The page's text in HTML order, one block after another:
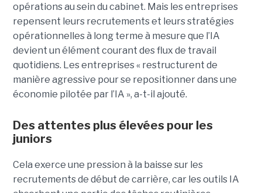
opérations au sein du cabinet. Mais les entreprises
repensent leurs recrutements et leurs stratégies
opérationnelles à long terme à mesure que l’IA
devient un élément courant des flux de travail
quotidiens. Les entreprises « restructurent de
manière agressive pour se repositionner dans une
économie pilotée par l’IA », a-t-il ajouté.
Des attentes plus élevées pour les
juniors
Cela exerce une pression à la baisse sur les
recrutements de début de carrière, car les outils IA